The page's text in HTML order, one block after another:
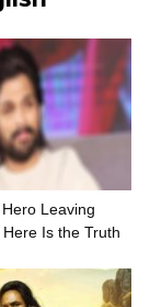
Leaving
Is the Truth